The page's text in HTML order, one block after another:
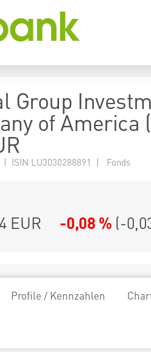
Group
of America
| ISIN LU3030288891 | Fonds
EUR -0,08 % (-
Profile / Kennzahlen